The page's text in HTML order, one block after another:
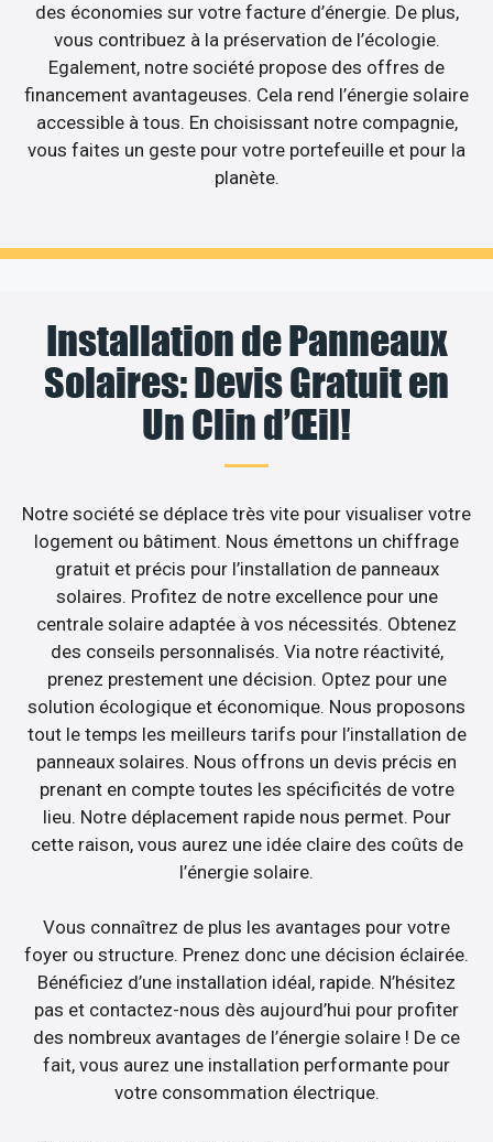
des économies sur votre facture d’énergie. De plus,
vous contribuez à la préservation de l’écologie.
Egalement, notre société propose des offres de
financement avantageuses. Cela rend l’énergie solaire
accessible à tous. En choisissant notre compagnie,
vous faites un geste pour votre portefeuille et pour la
planète.
Installation de Panneaux
Solaires: Devis Gratuit en
Un Clin d’Œil!
Notre société se déplace très vite pour visualiser votre
logement ou bâtiment. Nous émettons un chiffrage
gratuit et précis pour l’installation de panneaux
solaires. Profitez de notre excellence pour une
centrale solaire adaptée à vos nécessités. Obtenez
des conseils personnalisés. Via notre réactivité,
prenez prestement une décision. Optez pour une
solution écologique et économique. Nous proposons
tout le temps les meilleurs tarifs pour l’installation de
panneaux solaires. Nous offrons un devis précis en
prenant en compte toutes les spécificités de votre
lieu. Notre déplacement rapide nous permet. Pour
cette raison, vous aurez une idée claire des coûts de
l’énergie solaire.
Vous connaîtrez de plus les avantages pour votre
foyer ou structure. Prenez donc une décision éclairée.
Bénéficiez d’une installation idéal, rapide. N’hésitez
pas et contactez-nous dès aujourd’hui pour profiter
des nombreux avantages de l’énergie solaire ! De ce
fait, vous aurez une installation performante pour
votre consommation électrique.